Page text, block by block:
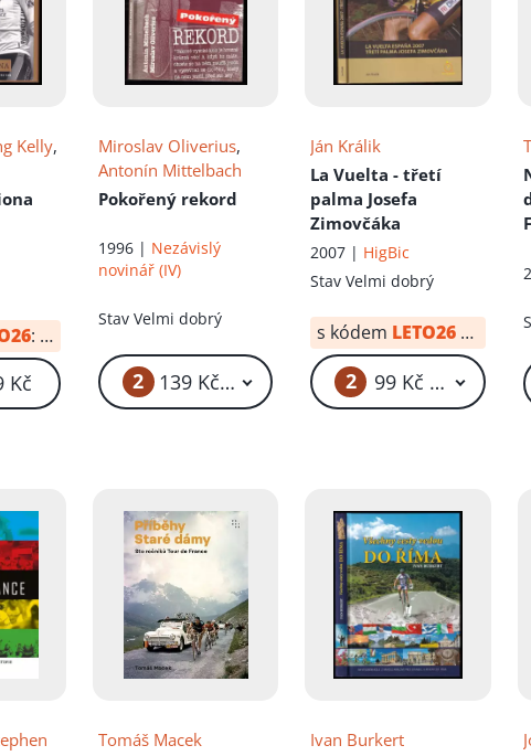
Kelly,
: 41 Kč
Kč
Miroslav Oliverius,
Antonín Mittelbach
Pokořený rekord
1996 | Nezávislý
novinář (IV)
Stav Velmi dobrý
2 139 Kč – 169 Kč
Ján Králik
La Vuelta - třetí
palma Josefa
Zimovčáka
2007 | HigBic
StavVelmi dobrý
s kódem LETO26 od: 69
2 99 Kč – 119 Kč
Tomáš Macek
Ivan Burkert